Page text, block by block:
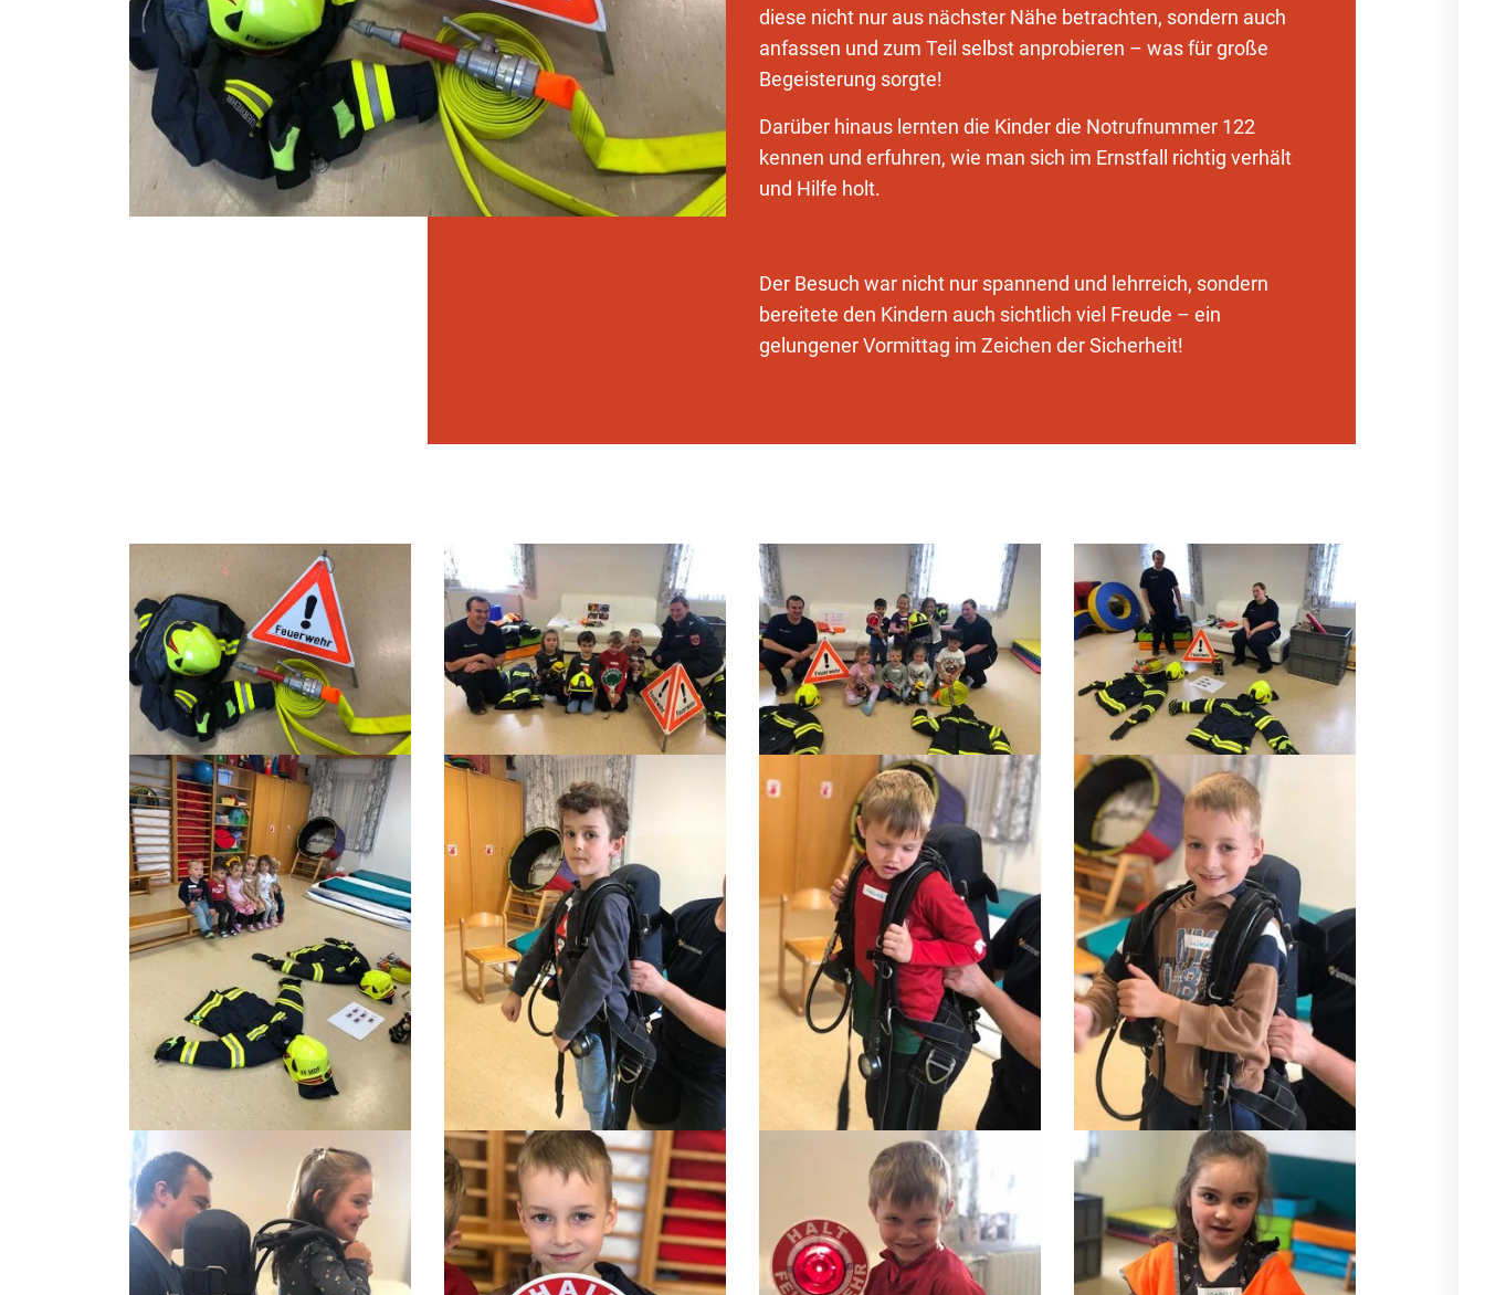
diese nicht nur aus nächster Nähe betrachten, sondern auch
anfassen und zum Teil selbst anprobieren – was für große
Begeisterung sorgte!
Darüber hinaus lernten die Kinder die Notrufnummer 122
kennen und erfuhren, wie man sich im Ernstfall richtig verhält
und Hilfe holt.
Der Besuch war nicht nur spannend und lehrreich, sondern
bereitete den Kindern auch sichtlich viel Freude – ein
gelungener Vormittag im Zeichen der Sicherheit!